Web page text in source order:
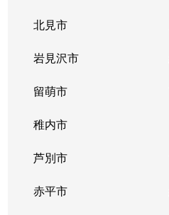
北見市
岩見沢市
留萌市
稚内市
芦別市
赤平市